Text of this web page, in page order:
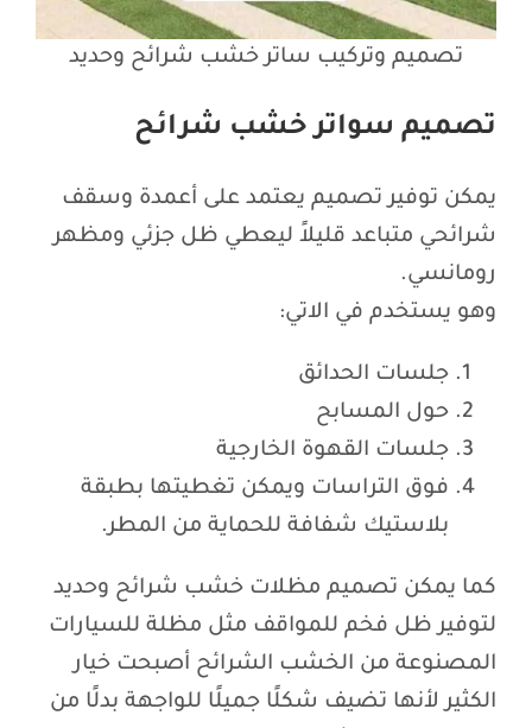
تصميم وتركيب ساتر خشب شرائح وحديد
تصميم سواتر خشب شرائح
يمكن توفير تصميم يعتمد على أعمدة وسقف
شرائحي متباعد قليلاً ليعطي ظل جزئي ومظهر
رومانسي.
وهو يستخدم في الاتي:
جلسات الحدائق
حول المسابح
جلسات القهوة الخارجية
فوق التراسات ويمكن تغطيتها بطبقة
بلاستيك شفافة للحماية من المطر.
كما يمكن تصميم مظلات خشب شرائح وحديد
لتوفير ظل فخم للمواقف مثل مظلة للسيارات
المصنوعة من الخشب الشرائح أصبحت خيار
الكثير لأنها تضيف شكلًا جميلًا للواجهة بدلًا من